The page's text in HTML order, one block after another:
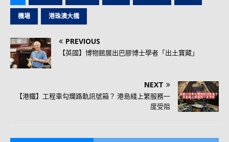
機場 港珠澳大橋
PREVIOUS
【英國】博物館展出巴膠博士學者「出土寶藏」
NEXT
【港鐵】工程車勾爛路軌訊號箱？ 港島綫上繁服務一
度受阻